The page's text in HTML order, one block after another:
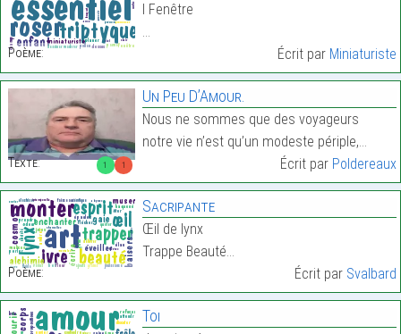
Poème:
I Fenêtre
…
Écrit par Miniaturiste
1 1
Texte:
Un Peu D’Amour.
Nous ne sommes que des voyageurs
notre vie n’est qu’un modeste périple,…
Écrit par Poldereaux
Poème:
Sacripante
Œil de lynx
Trappe Beauté…
Écrit par Svalbard
Toi